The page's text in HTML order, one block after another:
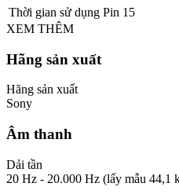
Thời gian sử dụng Pin 15
XEM THÊM
Hãng sản xuất
Hãng sản xuất
Sony
Âm thanh
Dải tần
20 Hz - 20.000 Hz (lấy mẫu 44,1